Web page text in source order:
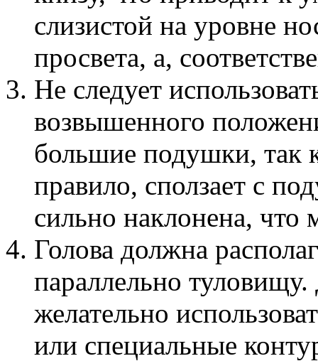
слизистой на уровне
просвета, а,
Не следует
возвышенного
большие подушки, так
правило, сползает с
сильно наклонена, что
Голова должна
параллельно
желательно
или специальные